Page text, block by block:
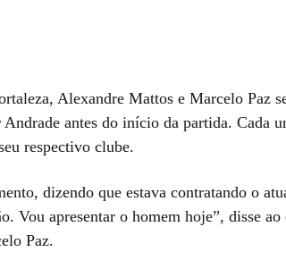
Alexandre Mattos e Marcelo Paz
antes do início da partida. Cada
respectivo clube.
dizendo que estava contratando o
Vou apresentar o homem hoje”, disse ao
Paz.